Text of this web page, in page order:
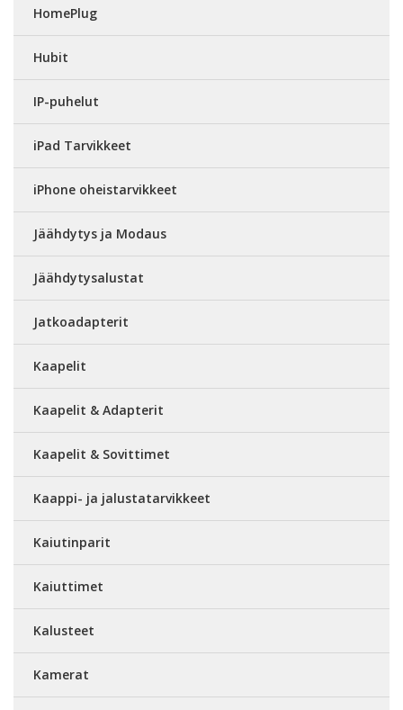
HomePlug
Hubit
IP-puhelut
iPad Tarvikkeet
iPhone oheistarvikkeet
Jäähdytys ja Modaus
Jäähdytysalustat
Jatkoadapterit
Kaapelit
Kaapelit & Adapterit
Kaapelit & Sovittimet
Kaappi- ja jalustatarvikkeet
Kaiutinparit
Kaiuttimet
Kalusteet
Kamerat